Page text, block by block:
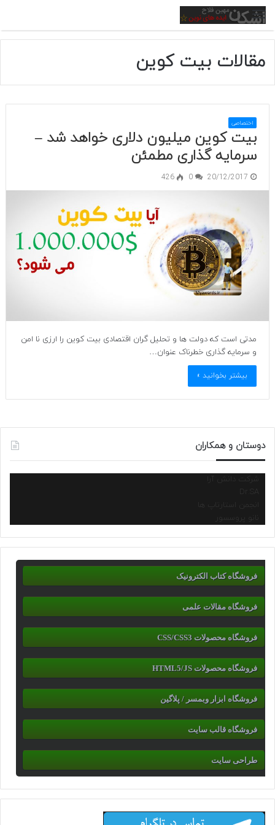
منو
مقالات بیت کوین
اختصاصی
بیت کوین میلیون دلاری خواهد شد –
سرمایه گذاری مطمئن
20/12/2017
0
426
مدتی است که دولت ها و تحلیل گران اقتصادی بیت کوین را ارزی نا امن
و سرمایه گذاری خطرناک عنوان…
بیشتر بخوانید »
دوستان و همکاران
شرکت دانش آرا
انجمن استارتاپ ها
نانو پروسسور
فروشگاه کتاب الکترونیک
فروشگاه مقالات علمی
فروشگاه محصولات CSS/CSS3
فروشگاه محصولات HTML5/JS
فروشگاه ابزار وبمسر / پلاگین
فروشگاه قالب سایت
طراحی سایت